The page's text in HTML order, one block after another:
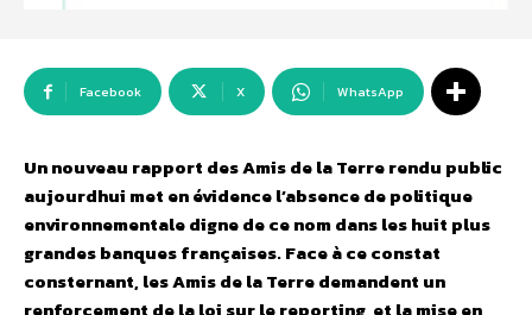
Facebook X WhatsApp
Un nouveau rapport des Amis de la Terre rendu public
aujourdhui met en évidence l’absence de politique
environnementale digne de ce nom dans les huit plus
grandes banques françaises. Face à ce constat
consternant, les Amis de la Terre demandent un